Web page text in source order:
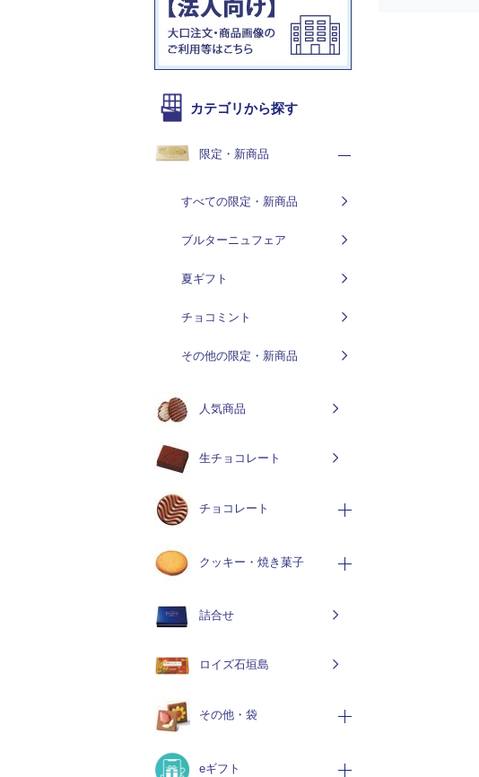
カテゴリから探す
限定・新商品
すべての限定・新商品
ブルターニュフェア
夏ギフト
チョコミント
その他の限定・新商品
人気商品
生チョコレート
チョコレート
クッキー・焼き菓子
詰合せ
ロイズ石垣島
その他・袋
eギフト